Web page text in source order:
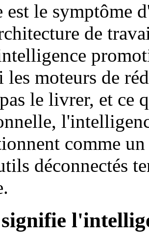
est le symptôme
de
moteurs de
le livrer, et ce
comme
déconnectés
signifie